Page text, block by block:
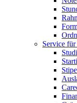
Service